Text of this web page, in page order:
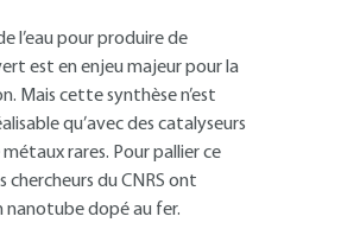
l’eau pour produire de
est en enjeu majeur pour la
Mais cette synthèse n’est
qu’avec des catalyseurs
rares. Pour pallier ce
chercheurs du CNRS ont
nanotube dopé au fer.